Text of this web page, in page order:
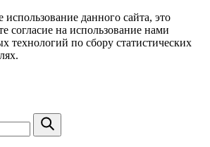
данного сайта, это
согласие на использование нами
технологий по сбору статистических